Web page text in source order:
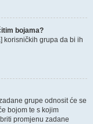
bojama?
korisničkih grupa da bi ih
grupe odnosit će se
bojom te s kojim
promjenu zadane